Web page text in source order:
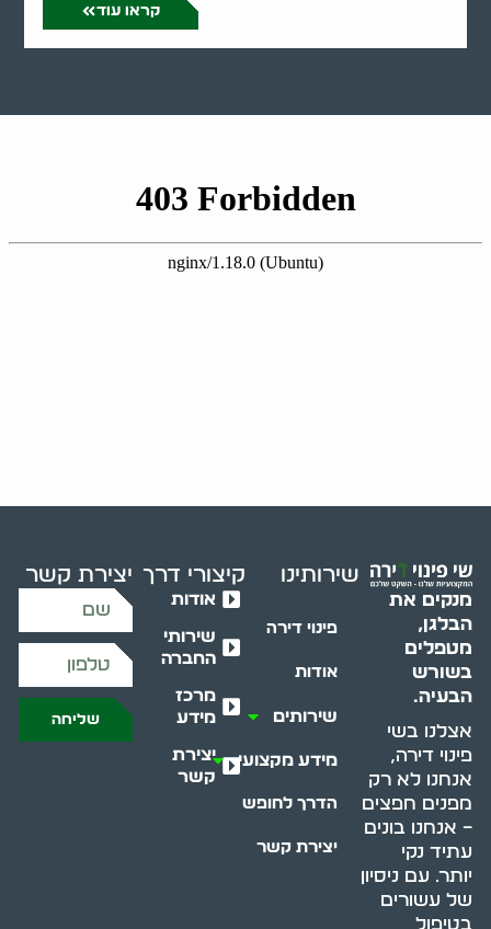
קראו עוד
מנקים את
הבלגן,
מטפלים
בשורש
הבעיה.
אצלנו בשי
פינוי דירה,
אנחנו לא רק
מפנים חפצים
– אנחנו בונים
עתיד נקי
יותר. עם ניסיון
של עשורים
בטיפול
שירותינו
פינוי דירה
אודות
שירותים
מידע מקצועי
הדרך לחופש
יצירת קשר
קיצורי דרך
אודות
שירותי
החברה
מרכז
מידע
יצירת
קשר
יצירת קשר
שליחה